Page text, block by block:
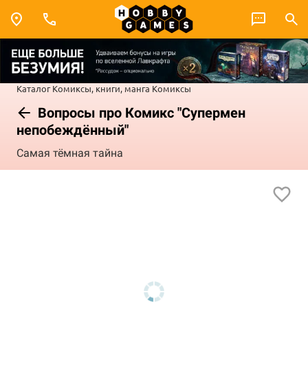
Каталог Комиксы, книги, манга Комиксы
Вопросы про Комикс "Супермен
непобеждённый"
Самая тёмная тайна